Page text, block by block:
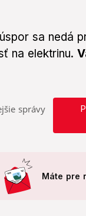
sa nedá
na elektrinu.
správy
Máte pre